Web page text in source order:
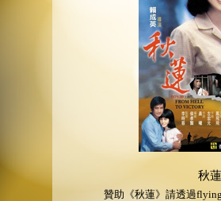
秋蓮
贊助《秋蓮》請透過